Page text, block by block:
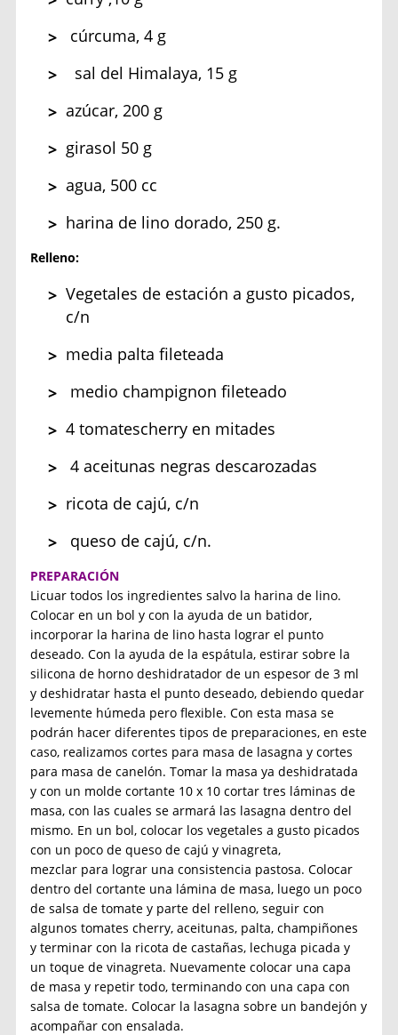
cúrcuma, 4 g
sal del Himalaya, 15 g
azúcar, 200 g
girasol 50 g
agua, 500 cc
harina de lino dorado, 250 g.
Relleno:
Vegetales de estación a gusto picados,
c/n
media palta fileteada
medio champignon fileteado
4 tomatescherry en mitades
4 aceitunas negras descarozadas
ricota de cajú, c/n
queso de cajú, c/n.
PREPARACIÓN
Licuar todos los ingredientes salvo la harina de lino.
Colocar en un bol y con la ayuda de un batidor,
incorporar la harina de lino hasta lograr el punto
deseado. Con la ayuda de la espátula, estirar sobre la
silicona de horno deshidratador de un espesor de 3 ml
y deshidratar hasta el punto deseado, debiendo quedar
levemente húmeda pero flexible. Con esta masa se
podrán hacer diferentes tipos de preparaciones, en este
caso, realizamos cortes para masa de lasagna y cortes
para masa de canelón. Tomar la masa ya deshidratada
y con un molde cortante 10 x 10 cortar tres láminas de
masa, con las cuales se armará las lasagna dentro del
mismo. En un bol, colocar los vegetales a gusto picados
con un poco de queso de cajú y vinagreta,
mezclar para lograr una consistencia pastosa. Colocar
dentro del cortante una lámina de masa, luego un poco
de salsa de tomate y parte del relleno, seguir con
algunos tomates cherry, aceitunas, palta, champiñones
y terminar con la ricota de castañas, lechuga picada y
un toque de vinagreta. Nuevamente colocar una capa
de masa y repetir todo, terminando con una capa con
salsa de tomate. Colocar la lasagna sobre un bandejón y
acompañar con ensalada.